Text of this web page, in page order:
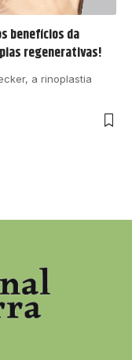
benefícios da
regenerativas!
a rinoplastia